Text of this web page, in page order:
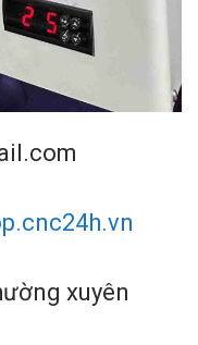
xuyên